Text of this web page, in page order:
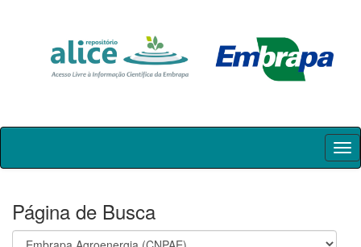
Skip
Página de Busca